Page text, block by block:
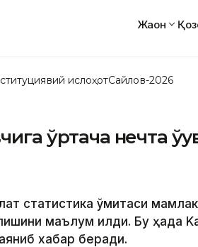
Жаҳон
ислоҳотСайлов-2026
ўртача нечта
статистика қўмитаси
маълум қилди. Бу ҳақда
хабар беради.